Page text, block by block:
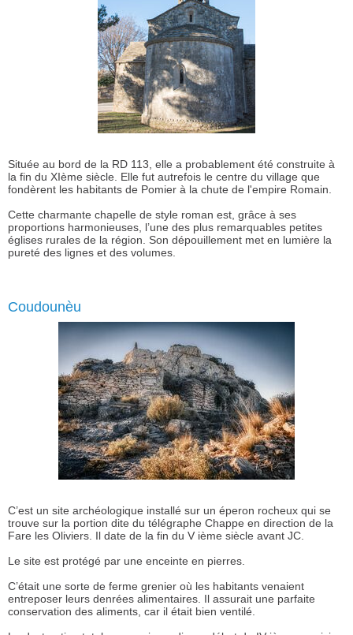
Située au bord de la RD 113, elle a probablement été construite à
la fin du XIème siècle. Elle fut autrefois le centre du village que
fondèrent les habitants de Pomier à la chute de l'empire Romain.
Cette charmante chapelle de style roman est, grâce à ses
proportions harmonieuses, l’une des plus remarquables petites
églises rurales de la région. Son dépouillement met en lumière la
pureté des lignes et des volumes.
Coudounèu
C’est un site archéologique installé sur un éperon rocheux qui se
trouve sur la portion dite du télégraphe Chappe en direction de la
Fare les Oliviers. Il date de la fin du V ième siècle avant JC.
Le site est protégé par une enceinte en pierres.
C’était une sorte de ferme grenier où les habitants venaient
entreposer leurs denrées alimentaires. Il assurait une parfaite
conservation des aliments, car il était bien ventilé.